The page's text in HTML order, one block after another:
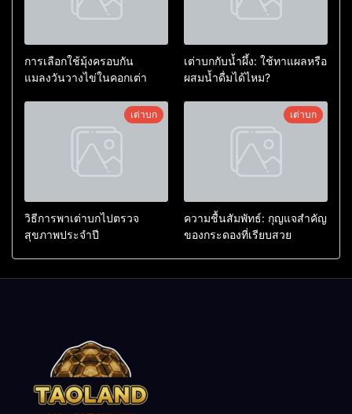
การเลือกใช้มุ้งครอบกัน
แมลงวันวางไข่ในคอกเต่า
เต่าบกกับน้ำผึ้ง: ใช้ทาแผลหรือ
ผสมน้ำดื่มได้ไหม?
เต่าบก
วิธีการพาเต่าบกไปตรวจ
สุขภาพประจำปี
เต่าบก
ความชื้นสัมพัทธ์: กุญแจสำคัญ
ของกระดองที่เรียบสวย